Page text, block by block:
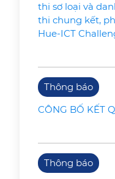
thi sơ loại và
thi chung kết,
Hue-ICT
Thông báo
CÔNG BỐ KẾT
Thông báo